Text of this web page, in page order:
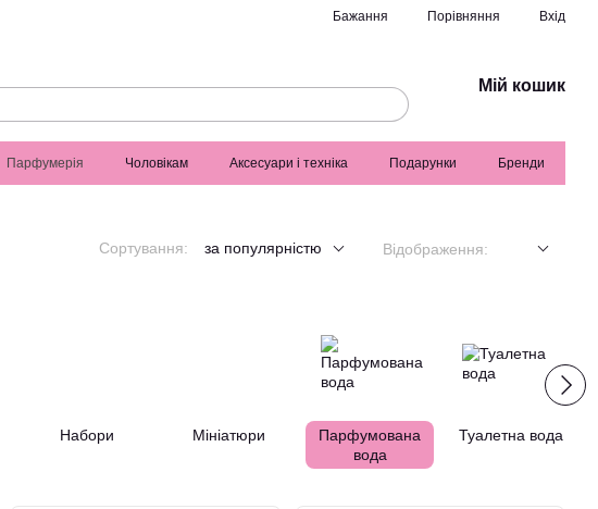
Бажання Порівняння Вхід
Мій кошик
Парфумерія Чоловікам Аксесуари і техніка Подарунки Бренди
Сортування: за популярністю Відображення:
Набори Мініатюри
Парфумована
вода
Туалетна вода